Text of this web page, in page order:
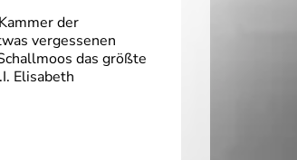
der
vergessenen
das größte
Elisabeth